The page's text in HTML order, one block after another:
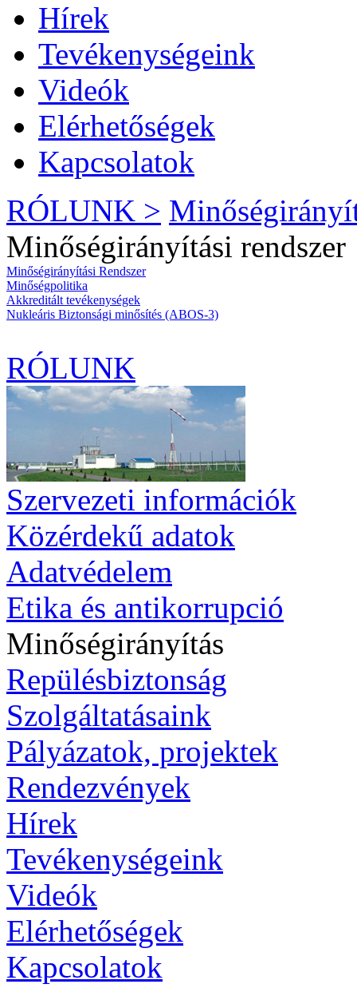
Hírek
Tevékenységeink
Videók
Elérhetőségek
Kapcsolatok
RÓLUNK >
Minőségirányítási rendszer
Minőségirányítási Rendszer
Minőségpolitika
Akkreditált tevékenységek
Nukleáris Biztonsági minősítés (ABOS-3)
RÓLUNK
Szervezeti információk
Közérdekű adatok
Adatvédelem
Etika és antikorrupció
Minőségirányítás
Repülésbiztonság
Szolgáltatásaink
Pályázatok, projektek
Rendezvények
Hírek
Tevékenységeink
Videók
Elérhetőségek
Kapcsolatok